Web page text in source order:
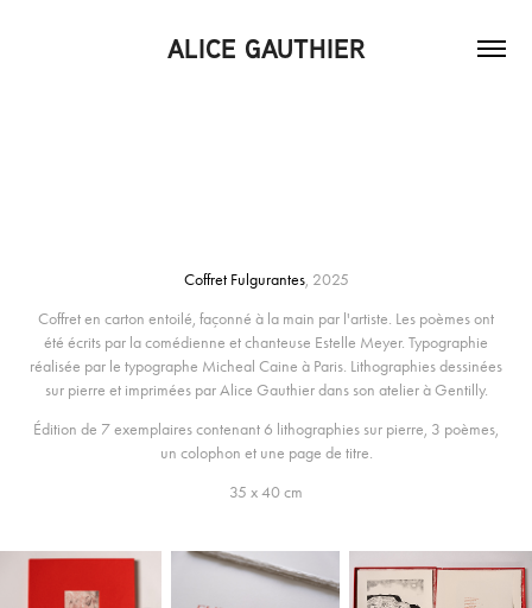
ALICE GAUTHIER
Coffret Fulgurantes, 2025
Coffret en carton entoilé, façonné à la main par l'artiste. Les poèmes ont
été écrits par la comédienne et chanteuse Estelle Meyer. Typographie
réalisée par le typographe Micheal Caine à Paris. Lithographies dessinées
sur pierre et imprimées par Alice Gauthier dans son atelier à Gentilly.
Édition de 7 exemplaires contenant 6 lithographies sur pierre, 3 poèmes,
un colophon et une page de titre.
35 x 40 cm